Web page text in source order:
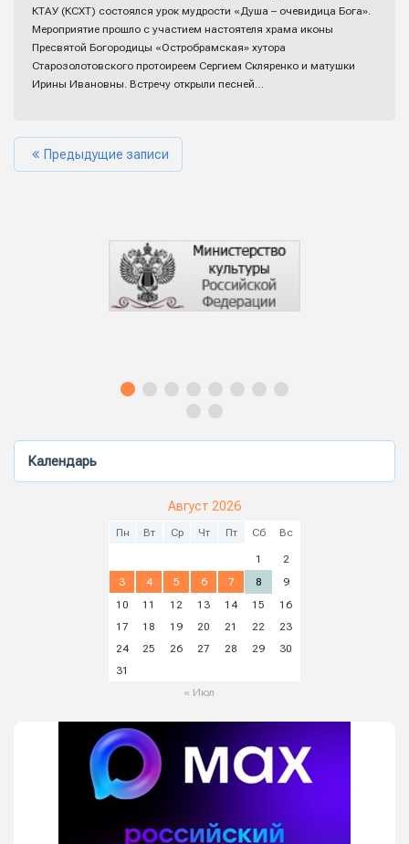
Календарь
Август 2026
Пн Вт Ср Чт Пт Сб Вс
1
2
3
4 5 6 7 8
9
10
11 12 13 14 15
16
17
18 19 20 21 22
23
24
25 26 27 28 29
30
31
« Июл
КТАУ (КСХТ) состоялся урок мудрости «Душа – очевидица Бога».
Мероприятие прошло с участием настоятеля храма иконы
Пресвятой Богородицы «Остробрамская» хутора
Старозолотовского протоиреем Сергием Скляренко и матушки
Ирины Ивановны. Встречу открыли песней…
Предыдущие записи